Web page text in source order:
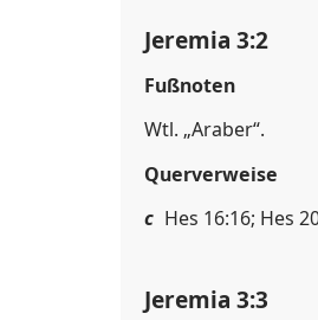
Jeremia 3:2
Fußnoten
Wtl. „Araber“.
Querverweise
c Hes 16:16; Hes
Jeremia 3:3